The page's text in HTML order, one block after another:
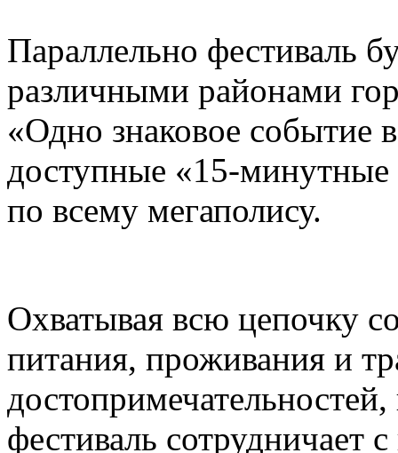
Параллельно фестиваль
различными районами
«Одно знаковое событие
доступные «15-минутные
по всему мегаполису.
Охватывая всю цепочку
питания, проживания и
фестиваль сотрудничает